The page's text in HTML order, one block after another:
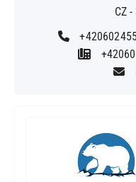
CZ